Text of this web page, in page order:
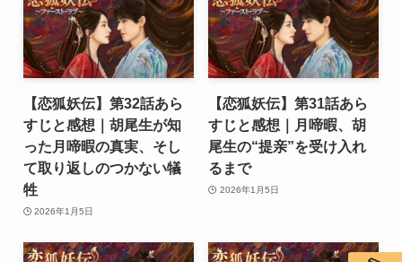
【恋狐妖伝】第32話あら
すじと感想｜胡尾生が知
った月啼暇の真実、そし
て取り返しのつかない犠
牲
2026年1月5日
【恋狐妖伝】第31話あら
すじと感想｜月啼暇、胡
尾生の“提亲”を受け入れ
るまで
2026年1月5日